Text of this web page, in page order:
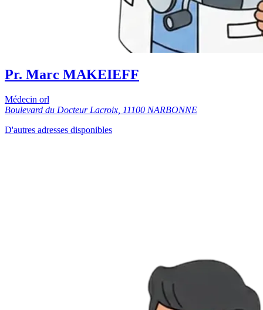
Pr. Marc MAKEIEFF
Médecin orl
Boulevard du Docteur Lacroix, 11100 NARBONNE
D'autres adresses disponibles